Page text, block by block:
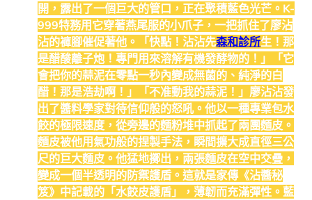
開，露出了一個巨大的管口，正在聚積藍色光芒。K-
999特務用它穿著燕尾服的小爪子，一把抓住了廖沾
沾的褲腳催促著他。「快點！沾沾先森和診所生！那
是醋酸離子炮！專門用來溶解有機發酵物的！」「它
會把你的蒜泥在零點一秒內變成無菌的、純淨的白
醋！那是浩劫啊！」「不准動我的蒜泥！」廖沾沾發
出了醬料學家對待信仰般的怒吼。他以一種專業包水
餃的極限速度，從旁邊的麵粉堆中抓起了兩團麵皮。
麵皮被他用氣功般的捏製手法，瞬間擴大成直徑三公
尺的巨大麵皮。他猛地擲出，兩張麵皮在空中交疊，
變成一個半透明的防禦護盾。這就是家傳《沾醬秘
笈》中記載的「水餃皮護盾」，薄韌而充滿彈性。藍